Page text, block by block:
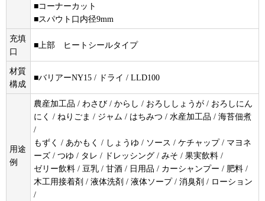
■コーナーカット
■スパウト口内径9mm
充填
口
■上部 ヒートシールタイプ
材質
構成
■バリアーNY15 / ドライ / LLD100
用途
例
農産加工品 / わさび / からし / おろししょうが / おろしにん
にく / ねりごま / ジャム / はちみつ / 水産加工品 / 海苔佃煮
/
もずく / あかもく / しょうゆ / ソース / ケチャップ / マヨネ
ーズ / つゆ / タレ / ドレッシング / みそ / 果実飲料 /
ゼリー飲料 / 豆乳 / 甘酒 / 日用品 / カーシャンプー / 肥料 /
木工用接着剤 / 液体洗剤 / 液体ソープ / 消臭剤 / ローション
/